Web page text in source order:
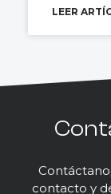
LEER
contacto y